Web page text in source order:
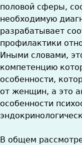
половой сферы,
необходимую
разрабатывает
профилактики
Иными словами,
компетенцию
особенности,
от женщин, а это
особенности
В общем